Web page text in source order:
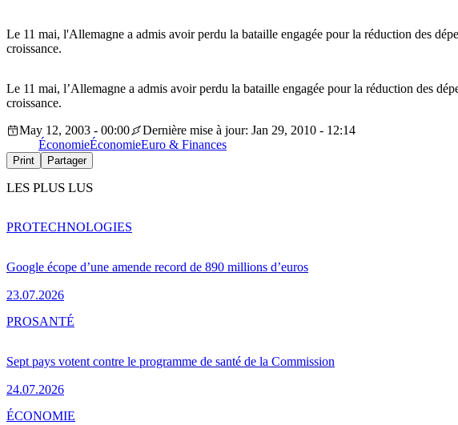
Le 11 mai, l'Allemagne a admis avoir perdu la bataille engagée pour la réduction des
croissance.
Le 11 mai, l’Allemagne a admis avoir perdu la bataille engagée pour la réduction des
croissance.
May 12, 2003 - 00:00
Dernière mise à jour: Jan 29, 2010 - 12:14
ÉconomieÉconomieEuro & Finances
Print Partager
LES PLUS LUS
Google écope d’une amende record de 890 millions d’euros
23.07.2026
PROTECHNOLOGIES
Sept pays votent contre le programme de santé de la Commission
24.07.2026
PROSANTÉ
ÉCONOMIE